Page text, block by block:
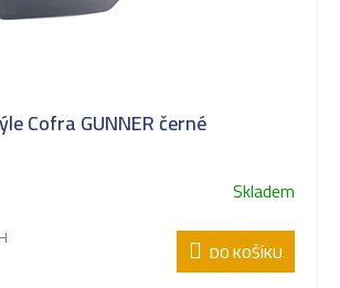
Cofra GUNNER černé
Skladem
DO KOŠÍKU